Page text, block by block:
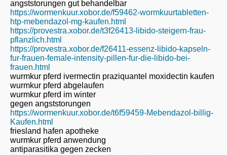
angststorungen gut behandelbar
https://wormenkuur.xobor.de/f59462-wormkuurtabletten-
htp-mebendazol-mg-kaufen.html
https://provestra.xobor.de/t3f26413-libido-steigern-frau-
pflanzlich.html
https://provestra.xobor.de/f26411-essenz-libido-kapseln-
fur-frauen-female-intensity-pillen-fur-die-libido-bei-
frauen.html
wurmkur pferd ivermectin praziquantel moxidectin kaufen
wurmkur pferd abgelaufen
wurmkur pferd im winter
gegen angststorungen
https://wormenkuur.xobor.de/t6f59459-Mebendazol-billig-
Kaufen.html
friesland hafen apotheke
wurmkur pferd anwendung
antiparasitika gegen zecken